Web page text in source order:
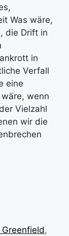
Was wäre,
die Drift in
in
Verfall
eine
wenn
Vielzahl
wir die
Greenfield,